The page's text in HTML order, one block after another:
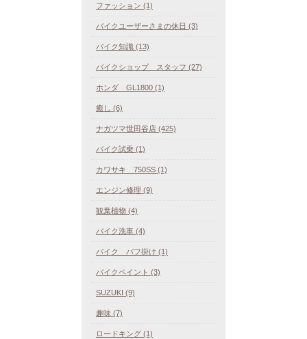
ファッション (1)
バイクユーザーさまの休日 (3)
バイク知識 (13)
バイクショップ スタッフ (27)
ホンダ GL1800 (1)
癒し (6)
ナガツマ世田谷店 (425)
バイク試乗 (1)
カワサキ 750SS (1)
エンジン修理 (9)
観葉植物 (4)
バイク洗車 (4)
バイク バフ掛け (1)
バイクペイント (3)
SUZUKI (9)
趣味 (7)
ロードキング (1)